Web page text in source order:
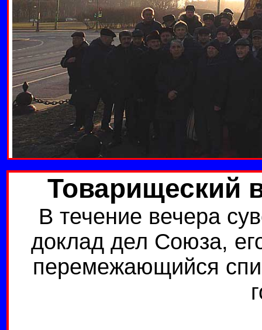
Товарищеский
В течение вечера
доклад дел Союза,
перемежающийся